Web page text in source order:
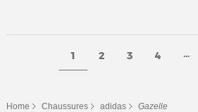
1 2 3 4 ...
Home Chaussures adidas Gazelle